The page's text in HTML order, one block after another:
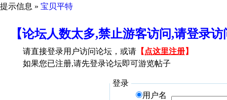
提示信息 » 宝贝平特
【论坛人数太多,禁止游客访问,请登录
请直接登录用户访问论坛，或请 【 点这里注册】
如果您已注册,请先登录论坛即可游览帖子
登录
用户名